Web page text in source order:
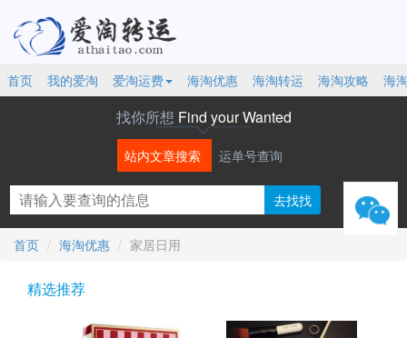
首页 我的爱淘 爱淘运费 海淘优惠 海淘转运 海淘攻略 海
找你所想 Find your Wanted
站内文章搜索 运单号查询
首页 海淘优惠 家居日用
精选推荐